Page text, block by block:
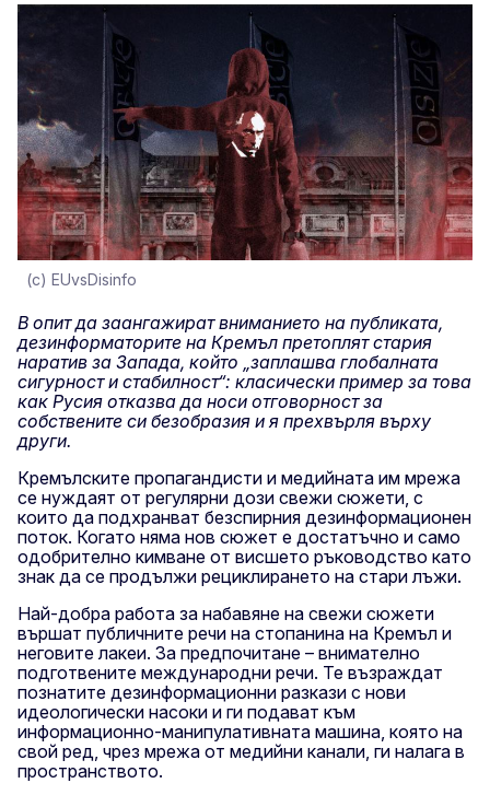
(c) EUvsDisinfo
В опит да заангажират вниманието на публиката,
дезинформаторите на Кремъл претоплят стария
наратив за Запада, който „заплашва глобалната
сигурност и стабилност“: класически пример за това
как Русия отказва да носи отговорност за
собствените си безобразия и я прехвърля върху
други.
Кремълските пропагандисти и медийната им мрежа
се нуждаят от регулярни дози свежи сюжети, с
които да подхранват безспирния дезинформационен
поток. Когато няма нов сюжет е достатъчно и само
одобрително кимване от висшето ръководство като
знак да се продължи рециклирането на стари лъжи.
Най-добра работа за набавяне на свежи сюжети
вършат публичните речи на стопанина на Кремъл и
неговите лакеи. За предпочитане – внимателно
подготвените международни речи. Те възраждат
познатите дезинформационни разкази с нови
идеологически насоки и ги подават към
информационно-манипулативната машина, която на
свой ред, чрез мрежа от медийни канали, ги налага в
пространството.